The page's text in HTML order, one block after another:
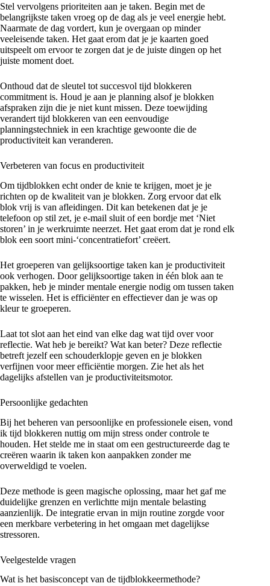
Stel vervolgens prioriteiten aan je taken. Begin met de
belangrijkste taken vroeg op de dag als je veel energie hebt.
Naarmate de dag vordert, kun je overgaan op minder
veeleisende taken. Het gaat erom dat je je kaarten goed
uitspeelt om ervoor te zorgen dat je de juiste dingen op het
juiste moment doet.
Onthoud dat de sleutel tot succesvol tijd blokkeren
commitment is. Houd je aan je planning alsof je blokken
afspraken zijn die je niet kunt missen. Deze toewijding
verandert tijd blokkeren van een eenvoudige
planningstechniek in een krachtige gewoonte die de
productiviteit kan veranderen.
Verbeteren van focus en productiviteit
Om tijdblokken echt onder de knie te krijgen, moet je je
richten op de kwaliteit van je blokken. Zorg ervoor dat elk
blok vrij is van afleidingen. Dit kan betekenen dat je je
telefoon op stil zet, je e-mail sluit of een bordje met ‘Niet
storen’ in je werkruimte neerzet. Het gaat erom dat je rond elk
blok een soort mini-‘concentratiefort’ creëert.
Het groeperen van gelijksoortige taken kan je productiviteit
ook verhogen. Door gelijksoortige taken in één blok aan te
pakken, heb je minder mentale energie nodig om tussen taken
te wisselen. Het is efficiënter en effectiever dan je was op
kleur te groeperen.
Laat tot slot aan het eind van elke dag wat tijd over voor
reflectie. Wat heb je bereikt? Wat kan beter? Deze reflectie
betreft jezelf een schouderklopje geven en je blokken
verfijnen voor meer efficiëntie morgen. Zie het als het
dagelijks afstellen van je productiviteitsmotor.
Persoonlijke gedachten
Bij het beheren van persoonlijke en professionele eisen, vond
ik tijd blokkeren nuttig om mijn stress onder controle te
houden. Het stelde me in staat om een gestructureerde dag te
creëren waarin ik taken kon aanpakken zonder me
overweldigd te voelen.
Deze methode is geen magische oplossing, maar het gaf me
duidelijke grenzen en verlichtte mijn mentale belasting
aanzienlijk. De integratie ervan in mijn routine zorgde voor
een merkbare verbetering in het omgaan met dagelijkse
stressoren.
Veelgestelde vragen
Wat is het basisconcept van de tijdblokkeermethode?